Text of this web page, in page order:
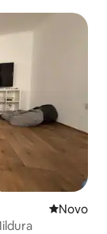
Novo
Novo